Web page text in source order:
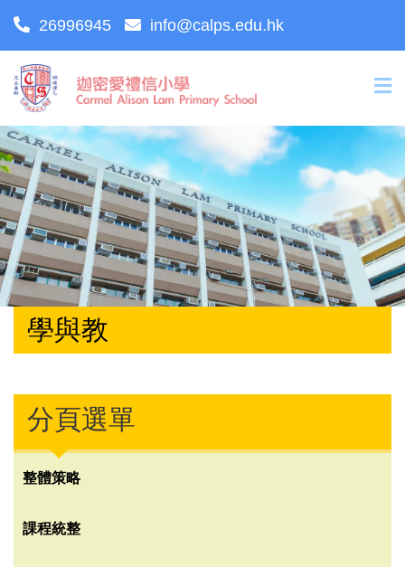
26996945 info@calps.edu.hk
學與教
分頁選單
整體策略
課程統整